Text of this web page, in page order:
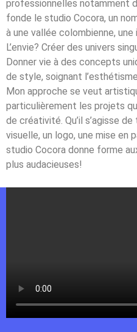
professionnelles notamment
fonde le studio Cocora, un
à une vallée colombienne,
L’envie? Créer des univers
Donner vie à des concepts
de style, soignant
Mon approche se veut
particulièrement les projets
de créativité. Qu’il s’agisse
visuelle, un logo, une mise en
studio Cocora donne forme
plus audacieuses!